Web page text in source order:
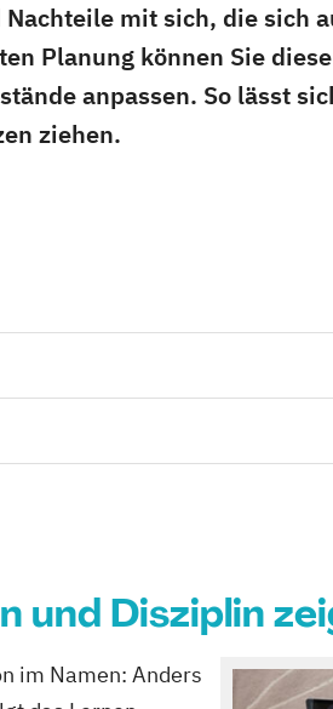
mit sich, die sich
Planung können Sie
anpassen. So lässt
ziehen.
Disziplin
im Namen: Anders